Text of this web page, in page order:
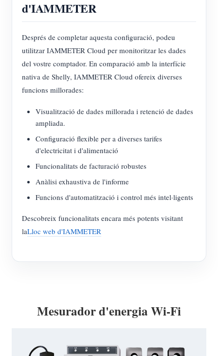
d'IAMMETER
Després de completar aquesta configuració, podeu
utilitzar IAMMETER Cloud per monitoritzar les dades
del vostre comptador. En comparació amb la interfície
nativa de Shelly, IAMMETER Cloud ofereix diverses
funcions millorades:
Visualització de dades millorada i retenció de dades
ampliada.
Configuració flexible per a diverses tarifes
d'electricitat i d'alimentació
Funcionalitats de facturació robustes
Anàlisi exhaustiva de l'informe
Funcions d'automatització i control més intel·ligents
Descobreix funcionalitats encara més potents visitant
laLloc web d'IAMMETER
Mesurador d'energia Wi-Fi